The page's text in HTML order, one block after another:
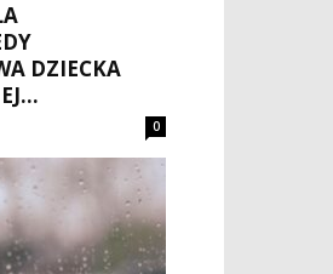
DZIECKA
0